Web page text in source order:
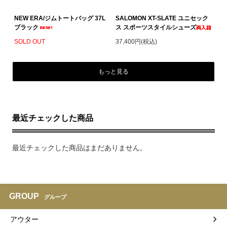
NEW ERA/ジムトートバッグ 37L
ブラック
SOLD OUT
SALOMON XT-SLATE ユニセック
ス スポーツスタイルシューズ
37,400円(税込)
もっと見る
最近チェックした商品
最近チェックした商品はまだありません。
GROUP グループ
アウター